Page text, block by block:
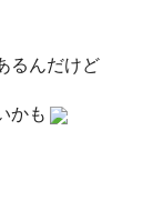
るんだけど
かも